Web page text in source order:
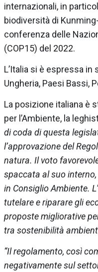
internazionali, in
biodiversità di
conferenza delle
(COP15) del 2022.
L’Italia si è espressa
Ungheria, Paesi Bassi,
La posizione italiana è
per l’Ambiente, la
di coda di questa
l’approvazione del
natura. Il voto
spaccata al suo
in Consiglio Ambiente.
tutelare e riparare gli
proposte migliorative
tra sostenibilità
“Il regolamento, così
negativamente sul